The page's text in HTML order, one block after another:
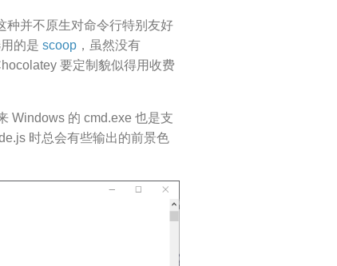
种并不原生对命令行特别友好
的是 scoop ，虽然没有
要定制貌似得用收费
Windows 的 cmd.exe 也是支
时总会有些输出的前景色